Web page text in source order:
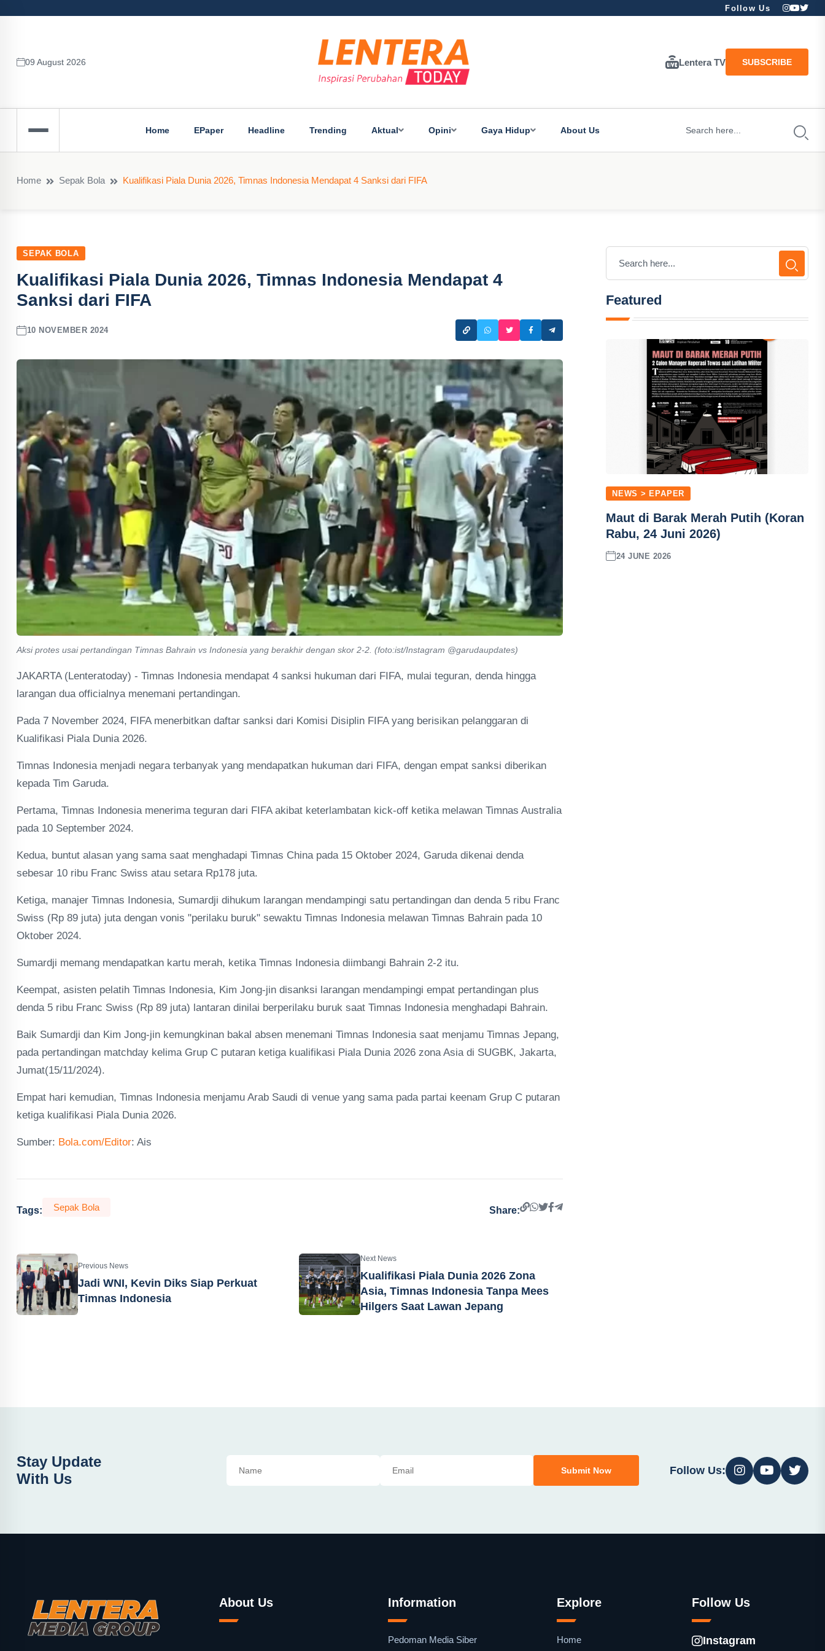
Follow Us
09 August 2026 Lentera TV SUBSCRIBE
Home EPaper Headline Trending Aktual Opini Gaya Hidup About Us
Home Sepak Bola Kualifikasi Piala Dunia 2026, Timnas Indonesia Mendapat 4 Sanksi dari FIFA
SEPAK BOLA
Kualifikasi Piala Dunia 2026, Timnas Indonesia Mendapat 4
Sanksi dari FIFA
10 NOVEMBER 2024
Aksi protes usai pertandingan Timnas Bahrain vs Indonesia yang berakhir dengan skor 2-2. (foto:ist/Instagram @garudaupdates)
JAKARTA (Lenteratoday) - Timnas Indonesia mendapat 4 sanksi hukuman dari FIFA, mulai teguran, denda hingga
larangan dua officialnya menemani pertandingan.
Pada 7 November 2024, FIFA menerbitkan daftar sanksi dari Komisi Disiplin FIFA yang berisikan pelanggaran di
Kualifikasi Piala Dunia 2026.
Timnas Indonesia menjadi negara terbanyak yang mendapatkan hukuman dari FIFA, dengan empat sanksi diberikan
kepada Tim Garuda.
Pertama, Timnas Indonesia menerima teguran dari FIFA akibat keterlambatan kick-off ketika melawan Timnas Australia
pada 10 September 2024.
Kedua, buntut alasan yang sama saat menghadapi Timnas China pada 15 Oktober 2024, Garuda dikenai denda
sebesar 10 ribu Franc Swiss atau setara Rp178 juta.
Ketiga, manajer Timnas Indonesia, Sumardji dihukum larangan mendampingi satu pertandingan dan denda 5 ribu Franc
Swiss (Rp 89 juta) juta dengan vonis "perilaku buruk" sewaktu Timnas Indonesia melawan Timnas Bahrain pada 10
Oktober 2024.
Sumardji memang mendapatkan kartu merah, ketika Timnas Indonesia diimbangi Bahrain 2-2 itu.
Keempat, asisten pelatih Timnas Indonesia, Kim Jong-jin disanksi larangan mendampingi empat pertandingan plus
denda 5 ribu Franc Swiss (Rp 89 juta) lantaran dinilai berperilaku buruk saat Timnas Indonesia menghadapi Bahrain.
Baik Sumardji dan Kim Jong-jin kemungkinan bakal absen menemani Timnas Indonesia saat menjamu Timnas Jepang,
pada pertandingan matchday kelima Grup C putaran ketiga kualifikasi Piala Dunia 2026 zona Asia di SUGBK, Jakarta,
Jumat(15/11/2024).
Empat hari kemudian, Timnas Indonesia menjamu Arab Saudi di venue yang sama pada partai keenam Grup C putaran
ketiga kualifikasi Piala Dunia 2026.
Sumber: Bola.com/Editor: Ais
Tags: Sepak Bola Share:
Previous News
Jadi WNI, Kevin Diks Siap Perkuat
Timnas Indonesia
Next News
Kualifikasi Piala Dunia 2026 Zona
Asia, Timnas Indonesia Tanpa Mees
Hilgers Saat Lawan Jepang
Featured
NEWS > EPAPER
Maut di Barak Merah Putih (Koran
Rabu, 24 Juni 2026)
24 JUNE 2026
Stay Update
With Us
Submit Now Follow Us:
About Us Information
Pedoman Media Siber
Explore
Home
Follow Us
Instagram